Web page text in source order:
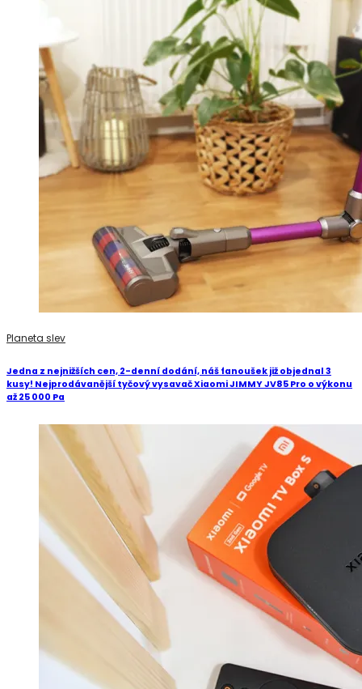
Planeta slev
Jedna z nejnižších cen, 2-denní dodání, náš fanoušek již objednal 3
kusy! Nejprodávanější tyčový vysavač Xiaomi JIMMY JV85 Pro o výkonu
až 25 000 Pa